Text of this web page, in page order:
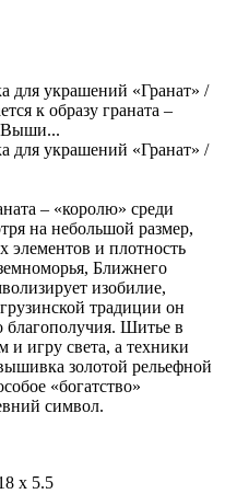
для украшений «Гранат» /
к образу граната –
Выши...
для украшений «Гранат» /
– «королю» среди
на небольшой размер,
элементов и плотность
Ближнего
изобилие,
традиции он
благополучия. Шитье в
и игру света, а техники
золотой рельефной
«богатство»
символ.
x 5.5